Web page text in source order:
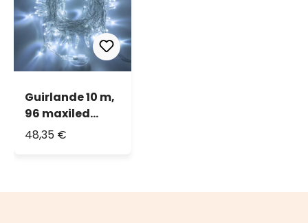
Guirlande 10 m,
96 maxiled
blanc froid,
48,35 €